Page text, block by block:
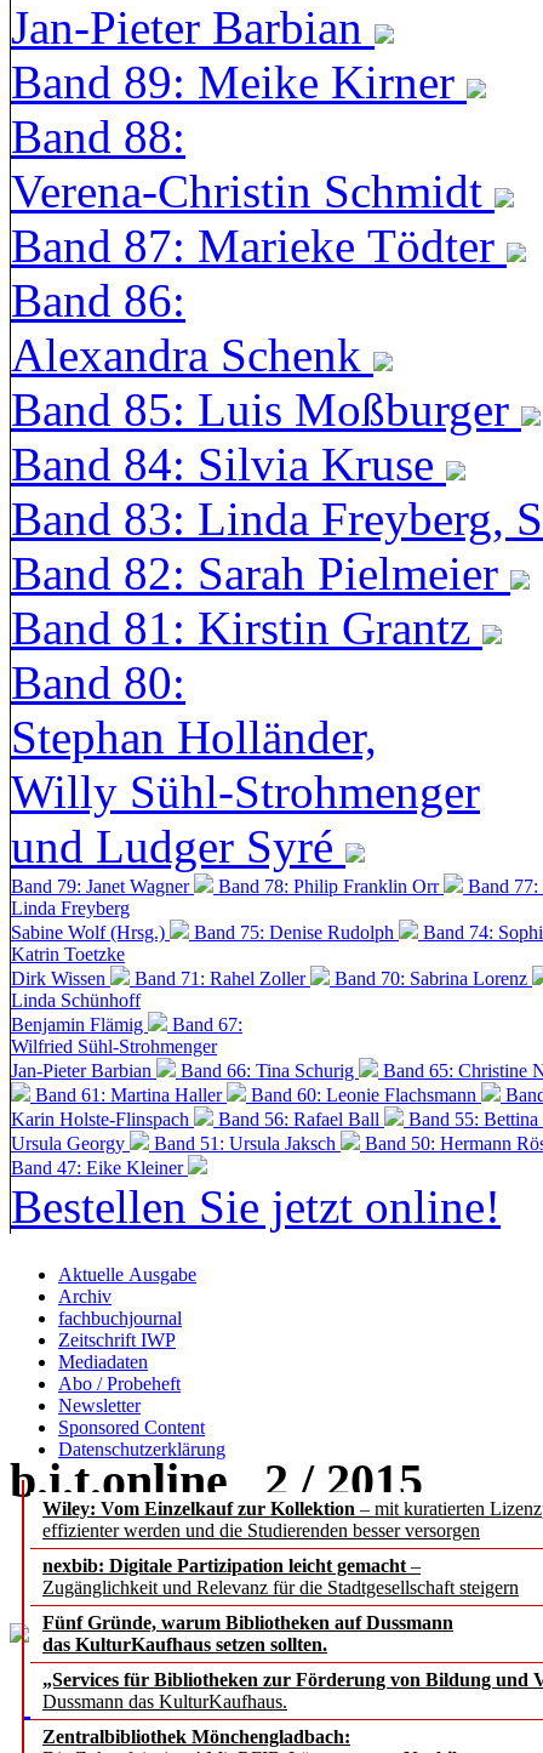
Jan-Pieter Barbian
Band 89: Meike Kirner
Band 88:
Verena-Christin Schmidt
Band 87: Marieke Tödter
Band 86:
Alexandra Schenk
Band 85: Luis Moßburger
Band 84: Silvia Kruse
Band 83: Linda Freyberg,
Band 82: Sarah Pielmeier
Band 81: Kirstin Grantz
Band 80:
Stephan Holländer,
Willy Sühl-Strohmenger
und Ludger Syré
Band 79: Janet Wagner Band 78: Philip Franklin Orr
Band
Linda Freyberg
Sabine Wolf (Hrsg.)
Band 75: Denise Rudolph
Band 74:
Katrin Toetzke
Dirk Wissen
Band 71: Rahel Zoller
Band 70: Sabrina Lorenz
Linda Schünhoff
Benjamin Flämig
Band 67:
Wilfried Sühl-Strohmenger
Jan-Pieter Barbian
Band 66: Tina Schurig
Band 65: Christine
Band 61: Martina Haller
Band 60: Leonie Flachsmann
Karin Holste-Flinspach
Band 56: Rafael Ball
Band 55:
Ursula Georgy
Band 51: Ursula Jaksch Band 50: Hermann
Band 47: Eike Kleiner
Bestellen Sie jetzt online!
Aktuelle Ausgabe
Archiv
fachbuchjournal
Zeitschrift IWP
Mediadaten
Abo / Probeheft
Newsletter
Sponsored Content
Datenschutzerklärung
Wiley: Vom Einzelkauf zur Kollektion – mit kuratierten
effizienter werden und die Studierenden besser versorgen
nexbib: Digitale Partizipation leicht gemacht –
Zugänglichkeit und Relevanz für die Stadtgesellschaft steigern
Fünf Gründe, warum Bibliotheken auf Dussmann
das KulturKaufhaus setzen sollten.
„Services für Bibliotheken zur Förderung von Bildung und
Dussmann das KulturKaufhaus.
Zentralbibliothek Mönchengladbach:
b.i.t.online 2 / 2015
open access